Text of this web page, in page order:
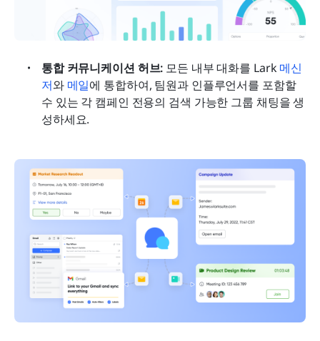
통합 커뮤니케이션 허브: 모든 내부 대화를 Lark 메신
저와 메일에 통합하여, 팀원과 인플루언서를 포함할
수 있는 각 캠페인 전용의 검색 가능한 그룹 채팅을 생
성하세요.